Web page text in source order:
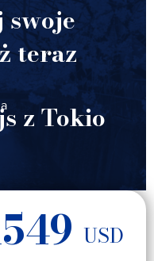
swoje
teraz
z Tokio
USD